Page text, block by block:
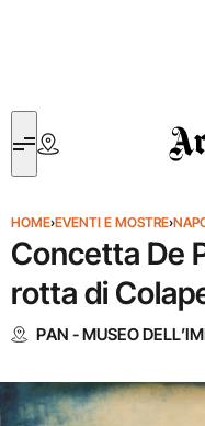
HOME›EVENTI E MOSTRE›
Concetta De
rotta di
PAN - MUSEO